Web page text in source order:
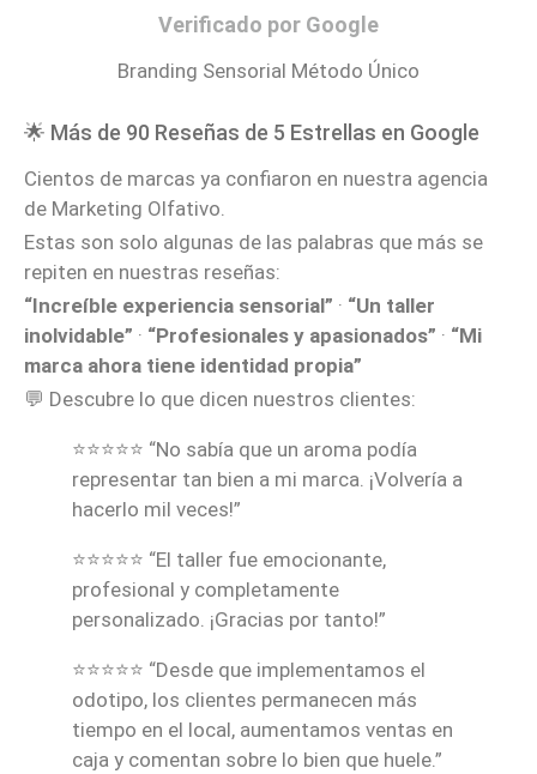
Verificado por Google
Branding Sensorial Método Único
🌟 Más de 90 Reseñas de 5 Estrellas en Google
Cientos de marcas ya confiaron en nuestra agencia
de Marketing Olfativo.
Estas son solo algunas de las palabras que más se
repiten en nuestras reseñas:
“Increíble experiencia sensorial” · “Un taller
inolvidable” · “Profesionales y apasionados” · “Mi
marca ahora tiene identidad propia”
💬 Descubre lo que dicen nuestros clientes:
⭐⭐⭐⭐⭐ “No sabía que un aroma podía
representar tan bien a mi marca. ¡Volvería a
hacerlo mil veces!”
⭐⭐⭐⭐⭐ “El taller fue emocionante,
profesional y completamente
personalizado. ¡Gracias por tanto!”
⭐⭐⭐⭐⭐ “Desde que implementamos el
odotipo, los clientes permanecen más
tiempo en el local, aumentamos ventas en
caja y comentan sobre lo bien que huele.”